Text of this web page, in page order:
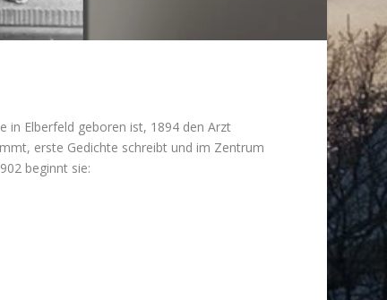
in Elberfeld geboren ist, 1894 den Arzt
erste Gedichte schreibt und im Zentrum
beginnt sie: